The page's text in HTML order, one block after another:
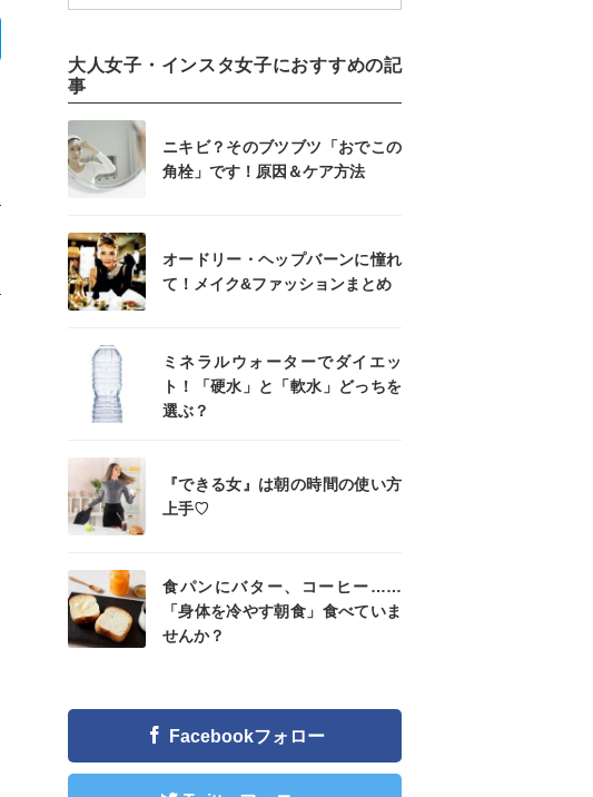
大人女子・インスタ女子におすすめの記
事
ニキビ？そのブツブツ「おでこの
角栓」です！原因＆ケア方法
オードリー・ヘップバーンに憧れ
て！メイク&ファッションまとめ
ミネラルウォーターでダイエッ
ト！「硬水」と「軟水」どっちを
選ぶ？
『できる女』は朝の時間の使い方
上手♡
食パンにバター、コーヒー……
「身体を冷やす朝食」食べていま
せんか？
Facebookフォロー